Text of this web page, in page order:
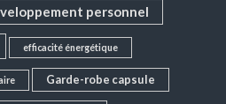
personnel
efficacité énergétique
Garde-robe capsule